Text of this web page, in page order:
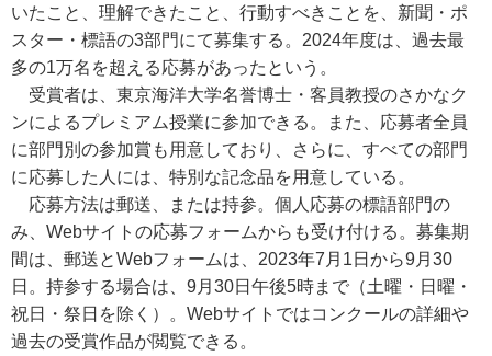
いたこと、理解できたこと、行動すべきことを、新聞・ポ
スター・標語の3部門にて募集する。2024年度は、過去最
多の1万名を超える応募があったという。
受賞者は、東京海洋大学名誉博士・客員教授のさかなク
ンによるプレミアム授業に参加できる。また、応募者全員
に部門別の参加賞も用意しており、さらに、すべての部門
に応募した人には、特別な記念品を用意している。
応募方法は郵送、または持参。個人応募の標語部門の
み、Webサイトの応募フォームからも受け付ける。募集期
間は、郵送とWebフォームは、2023年7月1日から9月30
日。持参する場合は、9月30日午後5時まで（土曜・日曜・
祝日・祭日を除く）。Webサイトではコンクールの詳細や
過去の受賞作品が閲覧できる。